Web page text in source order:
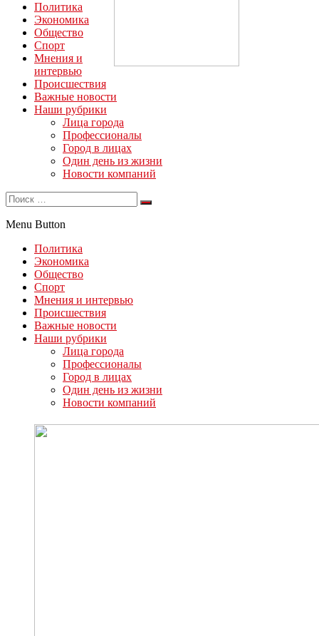
Политика
Экономика
Общество
Спорт
Мнения и
интервью
Происшествия
Важные новости
Наши рубрики
Лица города
Профессионалы
Город в лицах
Один день из жизни
Новости компаний
Menu Button
Политика
Экономика
Общество
Спорт
Мнения и интервью
Происшествия
Важные новости
Наши рубрики
Лица города
Профессионалы
Город в лицах
Один день из жизни
Новости компаний